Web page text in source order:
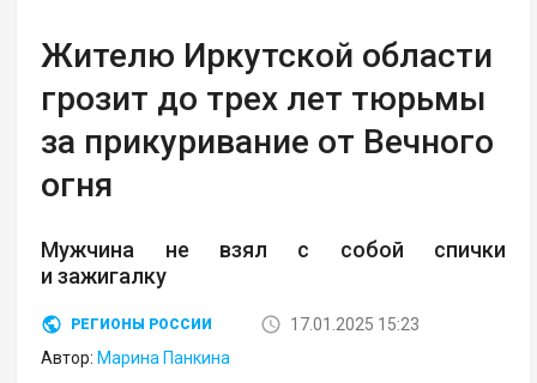
Жителю Иркутской области
грозит до трех лет тюрьмы
за прикуривание от Вечного
огня
Мужчина не взял с собой спички
и зажигалку
РЕГИОНЫ РОССИИ
17.01.2025 15:23
Автор:Марина Панкина